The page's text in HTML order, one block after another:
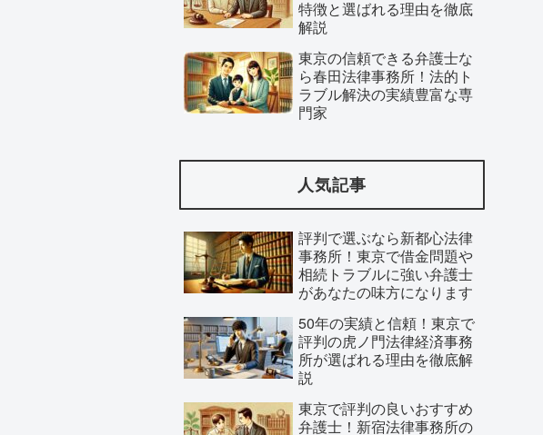
特徴と選ばれる理由を徹底
解説
東京の信頼できる弁護士な
ら春田法律事務所！法的ト
ラブル解決の実績豊富な専
門家
人気記事
評判で選ぶなら新都心法律
事務所！東京で借金問題や
相続トラブルに強い弁護士
があなたの味方になります
50年の実績と信頼！東京で
評判の虎ノ門法律経済事務
所が選ばれる理由を徹底解
説
東京で評判の良いおすすめ
弁護士！新宿法律事務所の